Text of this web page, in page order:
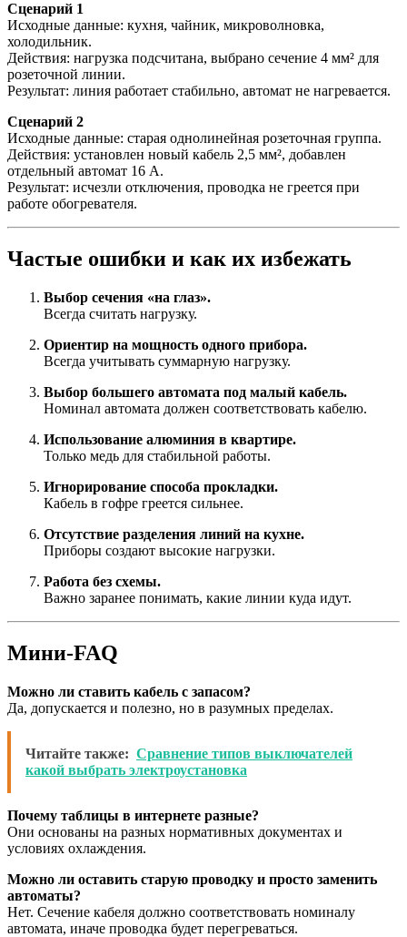
Сценарий 1
Исходные данные: кухня, чайник, микроволновка,
холодильник.
Действия: нагрузка подсчитана, выбрано сечение 4 мм² для
розеточной линии.
Результат: линия работает стабильно, автомат не нагревается.
Сценарий 2
Исходные данные: старая однолинейная розеточная группа.
Действия: установлен новый кабель 2,5 мм², добавлен
отдельный автомат 16 A.
Результат: исчезли отключения, проводка не греется при
работе обогревателя.
Частые ошибки и как их избежать
Выбор сечения «на глаз».
Всегда считать нагрузку.
Ориентир на мощность одного прибора.
Всегда учитывать суммарную нагрузку.
Выбор большего автомата под малый кабель.
Номинал автомата должен соответствовать кабелю.
Использование алюминия в квартире.
Только медь для стабильной работы.
Игнорирование способа прокладки.
Кабель в гофре греется сильнее.
Отсутствие разделения линий на кухне.
Приборы создают высокие нагрузки.
Работа без схемы.
Важно заранее понимать, какие линии куда идут.
Мини-FAQ
Можно ли ставить кабель с запасом?
Да, допускается и полезно, но в разумных пределах.
Читайте также: Сравнение типов выключателей
какой выбрать электроустановка
Почему таблицы в интернете разные?
Они основаны на разных нормативных документах и
условиях охлаждения.
Можно ли оставить старую проводку и просто заменить
автоматы?
Нет. Сечение кабеля должно соответствовать номиналу
автомата, иначе проводка будет перегреваться.